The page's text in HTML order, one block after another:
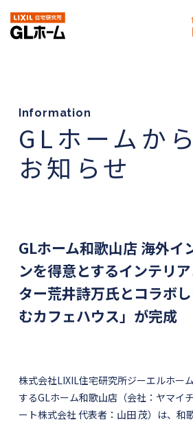
Information
GLホームか
お知らせ
GLホーム和歌山店 海外イ
ンを得意とするインテリ
ター荒井詩万氏とコラボ
むカフェハウス」が完成
株式会社LIXIL住宅研究所ジーエルホー
するGLホーム和歌山店（会社：ヤマイ
ート株式会社 代表者：山田 茂）は、和